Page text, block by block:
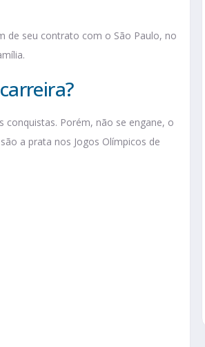
de seu contrato com o São Paulo, no
Porém, não se engane, o
a prata nos Jogos Olímpicos de